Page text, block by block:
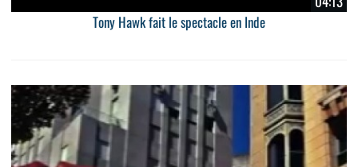
Tony Hawk fait le spectacle en Inde